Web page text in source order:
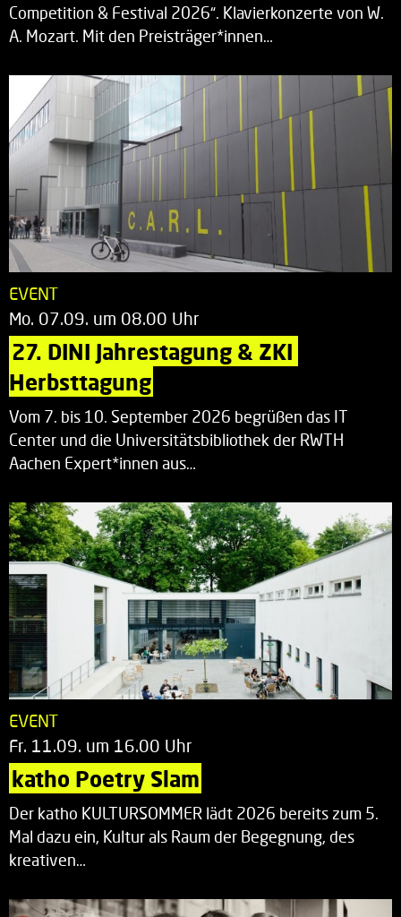
Competition & Festival 2026“. Klavierkonzerte von W.
A. Mozart. Mit den Preisträger*innen…
EVENT
Mo. 07.09. um 08.00 Uhr
27. DINI Jahrestagung & ZKI
Herbsttagung
Vom 7. bis 10. September 2026 begrüßen das IT
Center und die Universitätsbibliothek der RWTH
Aachen Expert*innen aus…
EVENT
Fr. 11.09. um 16.00 Uhr
katho Poetry Slam
Der katho KULTURSOMMER lädt 2026 bereits zum 5.
Mal dazu ein, Kultur als Raum der Begegnung, des
kreativen…